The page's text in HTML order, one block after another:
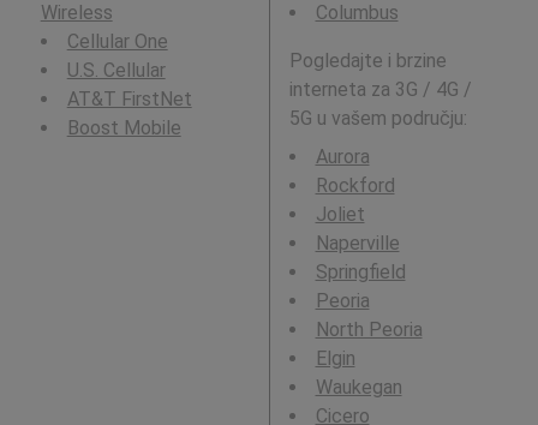
Wireless
Cellular One
U.S. Cellular
AT&T FirstNet
Boost Mobile
Columbus
Pogledajte i brzine
interneta za 3G / 4G /
5G u vašem području:
Aurora
Rockford
Joliet
Naperville
Springfield
Peoria
North Peoria
Elgin
Waukegan
Cicero